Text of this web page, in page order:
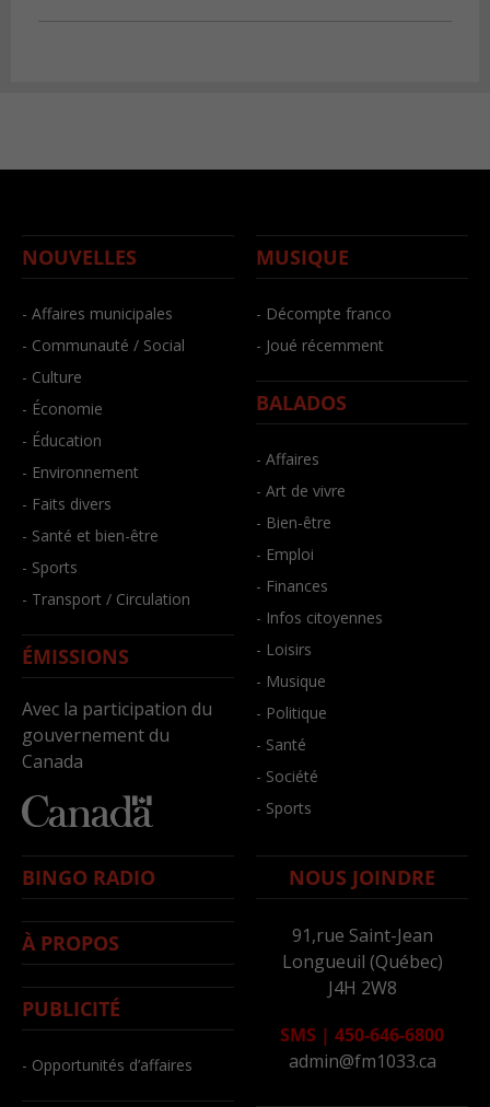
NOUVELLES
- Affaires municipales
- Communauté / Social
- Culture
- Économie
- Éducation
- Environnement
- Faits divers
- Santé et bien-être
- Sports
- Transport / Circulation
ÉMISSIONS
Avec la participation du
gouvernement du
Canada
MUSIQUE
- Décompte franco
- Joué récemment
BALADOS
- Affaires
- Art de vivre
- Bien-être
- Emploi
- Finances
- Infos citoyennes
- Loisirs
- Musique
- Politique
- Santé
- Société
- Sports
BINGO RADIO
À PROPOS
PUBLICITÉ
- Opportunités d’affaires
NOUS JOINDRE
91,rue Saint-Jean
Longueuil (Québec)
J4H 2W8
SMS | 450-646-6800
admin@fm1033.ca